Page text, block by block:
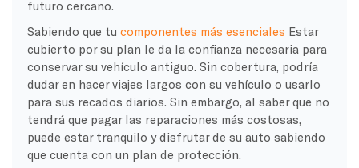
futuro cercano.
Sabiendo que tu componentes más esenciales Estar
cubierto por su plan le da la confianza necesaria para
conservar su vehículo antiguo. Sin cobertura, podría
dudar en hacer viajes largos con su vehículo o usarlo
para sus recados diarios. Sin embargo, al saber que no
tendrá que pagar las reparaciones más costosas,
puede estar tranquilo y disfrutar de su auto sabiendo
que cuenta con un plan de protección.